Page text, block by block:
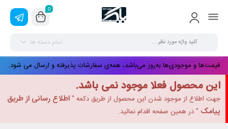
0
تمام دسته ها
قیمت‌ها و موجودی‌ها به‌روز می‌باشد، همه‌ی سفارشات پذیرفته و ارسال می شود.
این محصول فعلا موجود نمی باشد.
جهت اطلاع از موجود شدن این محصول از طریق دکمه "اطلاع رسانی از طریق
پیامک " در همین صفحه اقدام نمائید.